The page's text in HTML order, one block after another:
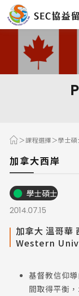
熱門搜尋：
課程選擇 學士碩
加拿大西岸
學士碩士
2014.07.15
加拿大 溫哥
Western
基督教信仰
間取得平衡